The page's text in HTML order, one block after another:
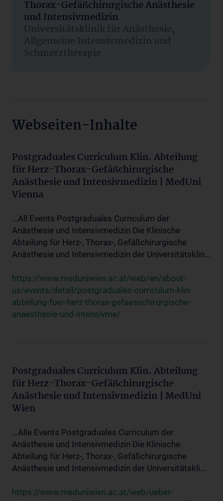
Thorax-Gefäßchirurgische Anästhesie
und Intensivmedizin
Universitätsklinik für Anästhesie,
Allgemeine Intensivmedizin und
Schmerztherapie
Webseiten-Inhalte
Postgraduales Curriculum Klin. Abteilung
für Herz-Thorax-Gefäßchirurgische
Anästhesie und Intensivmedizin | MedUni
Vienna
...All Events Postgraduales Curriculum der
Anästhesie und Intensivmedizin Die Klinische
Abteilung für Herz-, Thorax-, Gefäßchirurgische
Anästhesie und Intensivmedizin der Universitätsklin...
https://www.meduniwien.ac.at/web/en/about-
us/events/detail/postgraduales-curriculum-klin-
abteilung-fuer-herz-thorax-gefaesschirurgische-
anaesthesie-und-intensivme/
Postgraduales Curriculum Klin. Abteilung
für Herz-Thorax-Gefäßchirurgische
Anästhesie und Intensivmedizin | MedUni
Wien
...Alle Events Postgraduales Curriculum der
Anästhesie und Intensivmedizin Die Klinische
Abteilung für Herz-, Thorax-, Gefäßchirurgische
Anästhesie und Intensivmedizin der Universitätskli...
https://www.meduniwien.ac.at/web/ueber-